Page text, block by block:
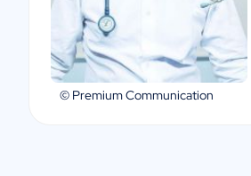
© Premium Communication